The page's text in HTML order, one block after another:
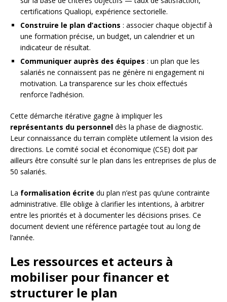
certifications Qualiopi, expérience sectorielle.
Construire le plan d’actions : associer chaque objectif à
une formation précise, un budget, un calendrier et un
indicateur de résultat.
Communiquer auprès des équipes : un plan que les
salariés ne connaissent pas ne génère ni engagement ni
motivation. La transparence sur les choix effectués
renforce l’adhésion.
Cette démarche itérative gagne à impliquer les
représentants du personnel dès la phase de diagnostic.
Leur connaissance du terrain complète utilement la vision des
directions. Le comité social et économique (CSE) doit par
ailleurs être consulté sur le plan dans les entreprises de plus de
50 salariés.
La formalisation écrite du plan n’est pas qu’une contrainte
administrative. Elle oblige à clarifier les intentions, à arbitrer
entre les priorités et à documenter les décisions prises. Ce
document devient une référence partagée tout au long de
l’année.
Les ressources et acteurs à
mobiliser pour financer et
structurer le plan